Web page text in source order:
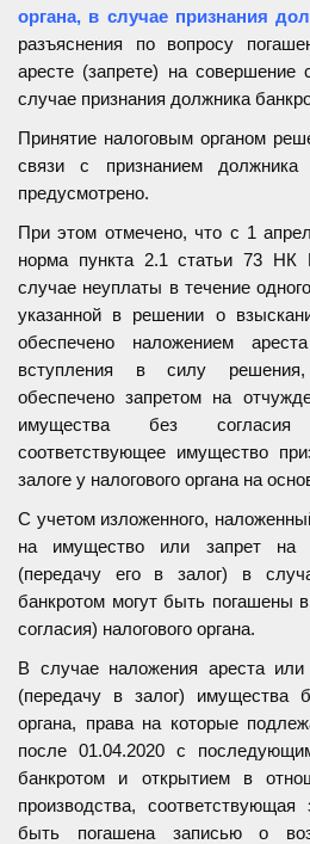
органа, в случае признания
разъяснения по вопросу
аресте (запрете) на
случае признания должника
Принятие налоговым органом
связи с признанием
предусмотрено.
При этом отмечено, что с 1
норма пункта 2.1 статьи 73 НК
случае неуплаты в течение
указанной в решении о
обеспечено наложением
вступления в силу решения,
обеспечено запретом на
имущества без согласия
соответствующее имущество
залоге у налогового органа на
С учетом изложенного,
на имущество или запрет на
(передачу его в залог) в
банкротом могут быть погашены
согласия) налогового органа.
В случае наложения ареста или
(передачу в залог) имущества
органа, права на которые
после 01.04.2020 с
банкротом и открытием в
производства,
быть погашена записью о